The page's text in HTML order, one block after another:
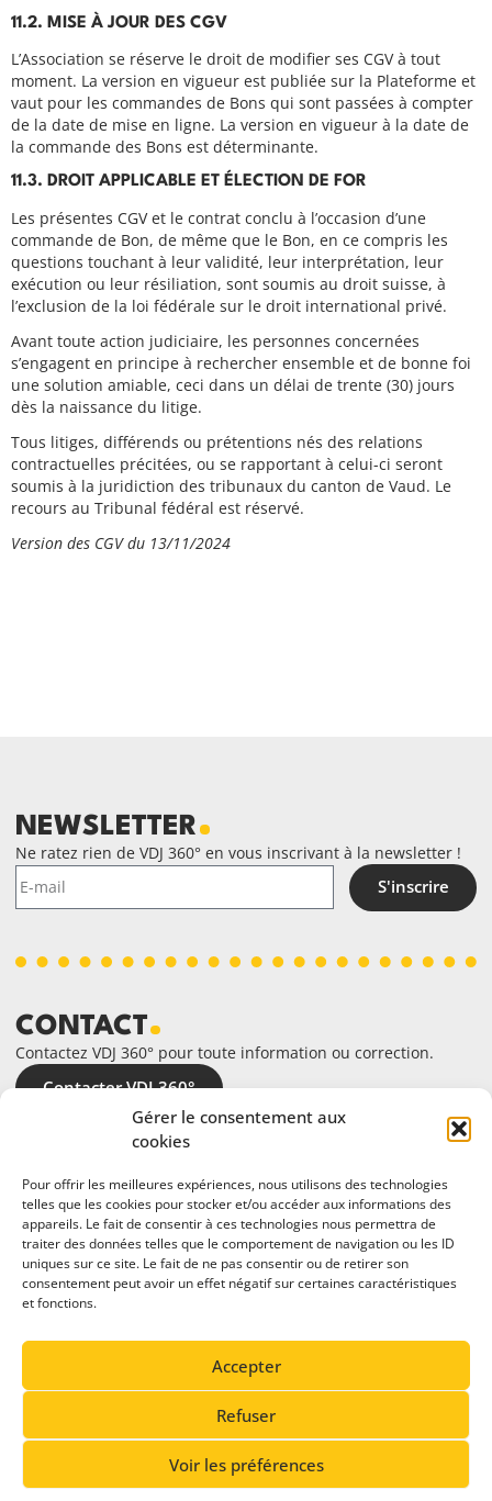
Gérer le consentement aux
cookies
Pour offrir les meilleures expériences, nous utilisons des technologies
telles que les cookies pour stocker et/ou accéder aux informations des
appareils. Le fait de consentir à ces technologies nous permettra de
traiter des données telles que le comportement de navigation ou les ID
uniques sur ce site. Le fait de ne pas consentir ou de retirer son
consentement peut avoir un effet négatif sur certaines caractéristiques
et fonctions.
Accepter
Refuser
Voir les préférences
11.2. MISE À JOUR DES CGV
L’Association se réserve le droit de modifier ses CGV à tout
moment. La version en vigueur est publiée sur la Plateforme et
vaut pour les commandes de Bons qui sont passées à compter
de la date de mise en ligne. La version en vigueur à la date de
la commande des Bons est déterminante.
11.3. DROIT APPLICABLE ET ÉLECTION DE FOR
Les présentes CGV et le contrat conclu à l’occasion d’une
commande de Bon, de même que le Bon, en ce compris les
questions touchant à leur validité, leur interprétation, leur
exécution ou leur résiliation, sont soumis au droit suisse, à
l’exclusion de la loi fédérale sur le droit international privé.
Avant toute action judiciaire, les personnes concernées
s’engagent en principe à rechercher ensemble et de bonne foi
une solution amiable, ceci dans un délai de trente (30) jours
dès la naissance du litige.
Tous litiges, différends ou prétentions nés des relations
contractuelles précitées, ou se rapportant à celui-ci seront
soumis à la juridiction des tribunaux du canton de Vaud. Le
recours au Tribunal fédéral est réservé.
Version des CGV du 13/11/2024
NEWSLETTER
Ne ratez rien de VDJ 360° en vous inscrivant à la newsletter !
S'inscrire
CONTACT
Contactez VDJ 360° pour toute information ou correction.
Contacter VDJ 360°
En partenariat avec